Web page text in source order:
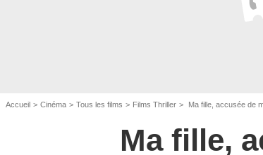
Accueil Cinéma Tous les films Films Thriller Ma fille, accusée de
Ma fille,